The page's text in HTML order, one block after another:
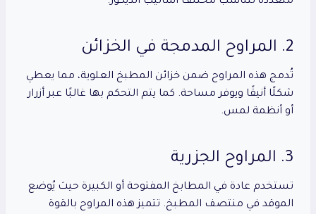
2. المراوح المدمجة في الخزائن
تُدمج هذه المراوح ضمن خزائن المطبخ العلوية، مما يعطي
شكلًا أنيقًا ويوفر مساحة. كما يتم التحكم بها غالبًا عبر أزرار
أو أنظمة لمس.
3. المراوح الجزرية
تستخدم عادة في المطابخ المفتوحة أو الكبيرة حيث يُوضع
الموقد في منتصف المطبخ. تتميز هذه المراوح بالقوة